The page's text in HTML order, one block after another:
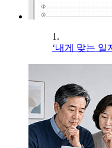
1.
‘내게 맞는 일